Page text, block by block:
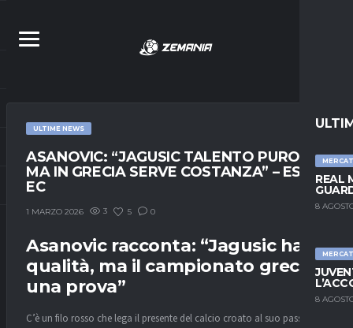
REAL
8
8
ULTIME NEWS
ASANOVIC: “JAGUSIC TALENTO PURO.
MA IN GRECIA SERVE COSTANZA” – ESC
EC
1 MARZO 2026 3 5 0
Asanovicracconta: “Jagusicha
qualità, ma il campionato greco è
una prova”
C’è un filo rosso che lega il presente del calcio croato al suo passato